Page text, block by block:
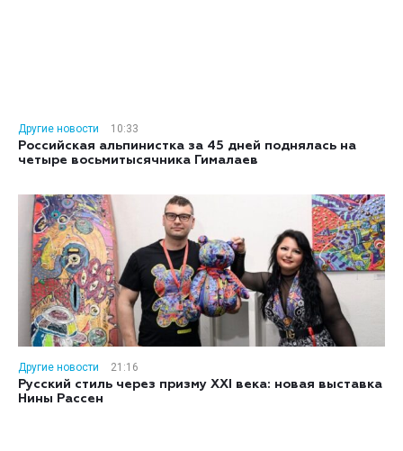
Другие новости
10:33
Российская альпинистка за 45 дней поднялась на
четыре восьмитысячника Гималаев
Другие новости
21:16
Русский стиль через призму XXI века: новая выставка
Нины Рассен